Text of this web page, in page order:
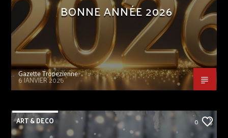
BONNE ANNÉE 2026
Gazette Tropezienne
6 JANVIER 2026
ART & DECO 0